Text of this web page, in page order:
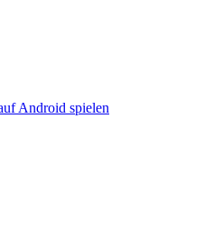
Android spielen